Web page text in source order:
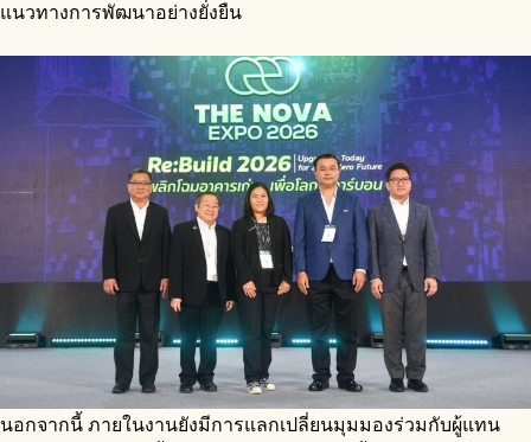
แนวทางการพัฒนาอย่างยั่งยืน
นอกจากนี้ ภายในงานยังมีการแลกเปลี่ยนมุมมองร่วมกับผู้แทน